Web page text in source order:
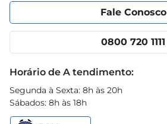
Portal do fornecedor
Cencosud Media
App Prezunic
Fale Conosco
0800 720 1111
Horário de A tendimento:
Segunda à Sexta: 8h às 20h
Sábados: 8h às 18h